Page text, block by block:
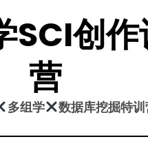
SCI创
营
多组学 数据库挖掘特